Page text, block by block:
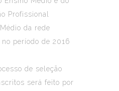
Profissional
da rede
período de 2016
de seleção
será feito por